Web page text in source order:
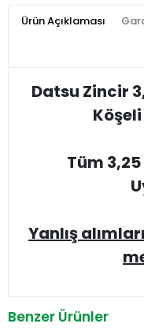
Ürün Açıklaması
Datsu Zincir
Tüm
Yanlış
Benzer Ürünler